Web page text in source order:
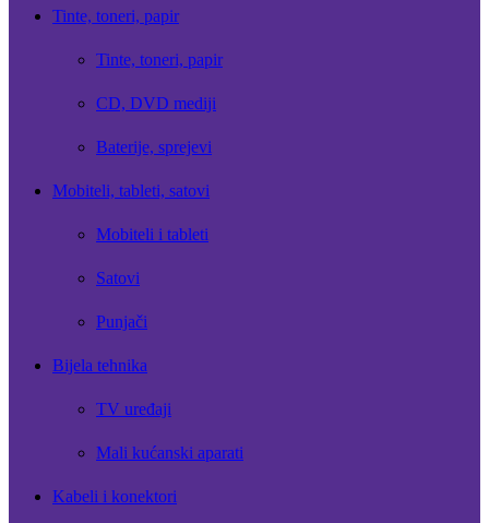
Tinte, toneri, papir
Tinte, toneri, papir
CD, DVD mediji
Baterije, sprejevi
Mobiteli, tableti, satovi
Mobiteli i tableti
Satovi
Punjači
Bijela tehnika
TV uređaji
Mali kućanski aparati
Kabeli i konektori